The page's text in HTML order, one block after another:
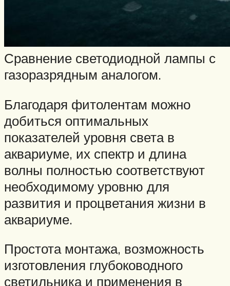
Сравнение светодиодной лампы с
газоразрядным аналогом.
Благодаря фитолентам можно
добиться оптимальных
показателей уровня света в
аквариуме, их спектр и длина
волны полностью соответствуют
необходимому уровню для
развития и процветания жизни в
аквариуме.
Простота монтажа, возможность
изготовления глубоководного
светильника и применения в